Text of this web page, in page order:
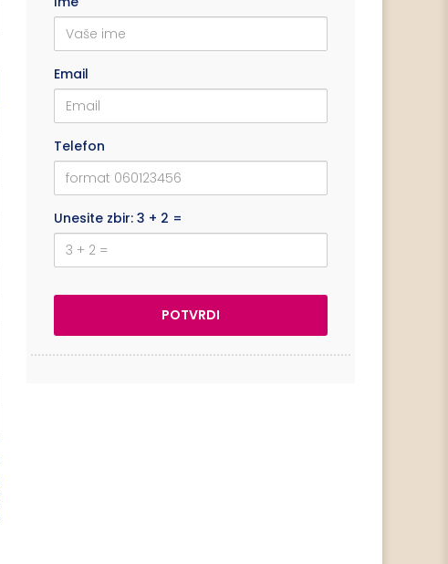
Email
Telefon
Unesite zbir: 3 + 2 =